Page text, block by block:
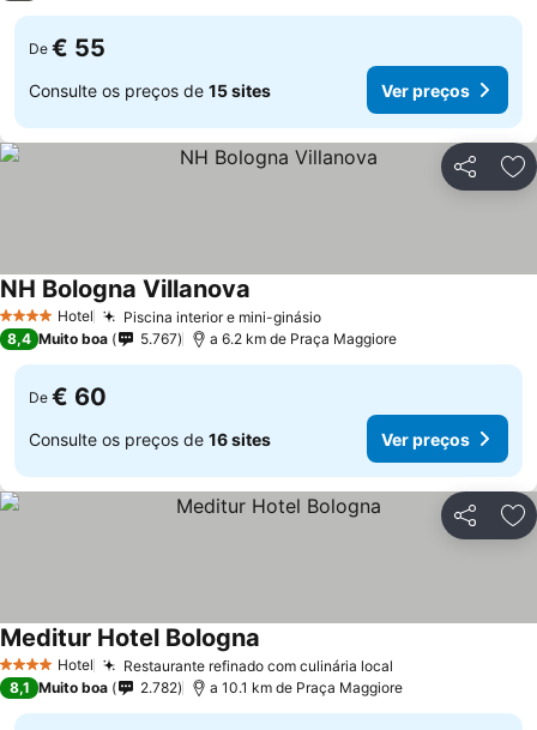
De € 55
Consulte os preços de 15 sites Ver preços
Partilhar
4 EstrelasHotel Piscina interior e mini-ginásioVer preços
NH Bologna Villanova
8,4 Muito boa 5.767 a 6.2 km de Praça Maggiore
De € 60
Consulte os preços de 16 sites Ver preços
Partilhar
4 EstrelasHotel Restaurante refinado com culinária local
Meditur Hotel Bologna
8,1 Muito boa 2.782 a 10.1 km de Praça Maggiore